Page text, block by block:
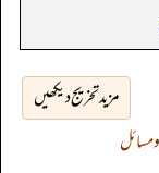
مزید تخریج دیکھیں